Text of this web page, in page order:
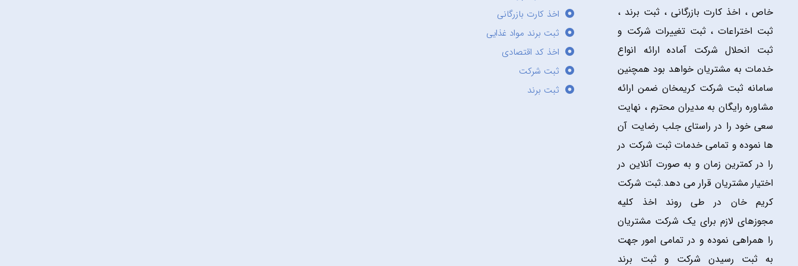
خاص ، اخذ کارت بازرگانی ، ثبت برند ،
ثبت اختراعات ، ثبت تغییرات شرکت و
ثبت انحلال شرکت آماده ارائه انواع
خدمات به مشتریان خواهد بود همچنین
سامانه ثبت شرکت کریمخان ضمن ارائه
مشاوره رایگان به مدیران محترم ، نهایت
سعی خود را در راستای جلب رضایت آن
ها نموده و تمامی خدمات ثبت شرکت در
را در کمترین زمان و به صورت آنلاین در
اختیار مشتریان قرار می دهد.ثبت شرکت
کریم خان در طی روند اخذ کلیه
مجوزهای لازم برای یک شرکت مشتریان
را همراهی نموده و در تمامی امور جهت
به ثبت رسیدن شرکت و ثبت برند
اخذ کارت بازرگانی
ثبت برند مواد غذایی
اخذ کد اقتصادی
ثبت شرکت
ثبت برند